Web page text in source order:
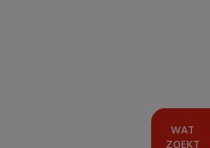
WAT
ZOEKT